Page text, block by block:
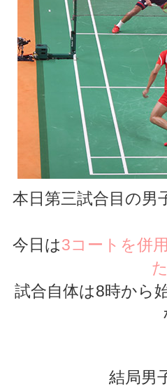
本日第三試合目の男
今日は3コートを併
試合自体は8時から
結局男